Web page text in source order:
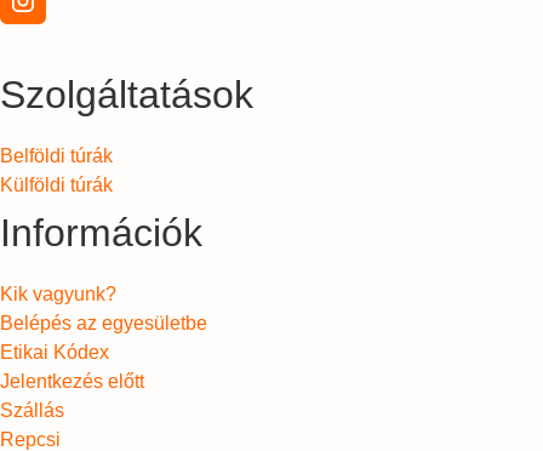
Szolgáltatások
Belföldi túrák
Külföldi túrák
Információk
Kik vagyunk?
Belépés az egyesületbe
Etikai Kódex
Jelentkezés előtt
Szállás
Repcsi